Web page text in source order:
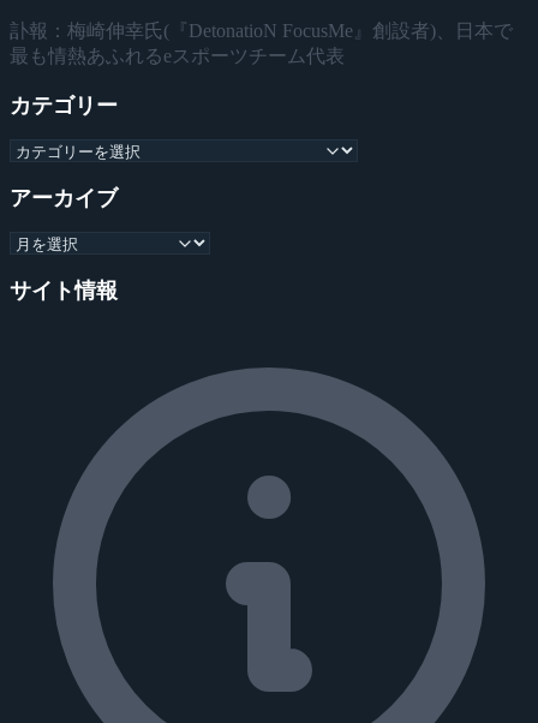
訃報：梅崎伸幸氏(『DetonatioN FocusMe』創設者)、日本で
最も情熱あふれるeスポーツチーム代表
カテゴリー
アーカイブ
サイト情報